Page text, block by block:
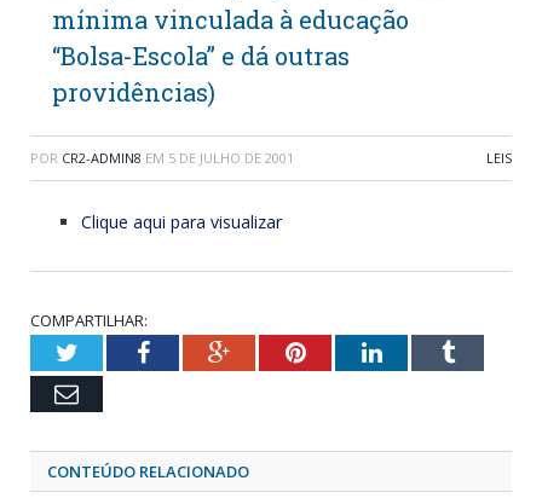
mínima vinculada à educação
“Bolsa-Escola” e dá outras
providências)
POR CR2-ADMIN8 EM 5 DE JULHO DE 2001 LEIS
Clique aqui para visualizar
COMPARTILHAR:
TwitterFacebookGoogle+PinterestLinkedInTumblr
Email
CONTEÚDO RELACIONADO